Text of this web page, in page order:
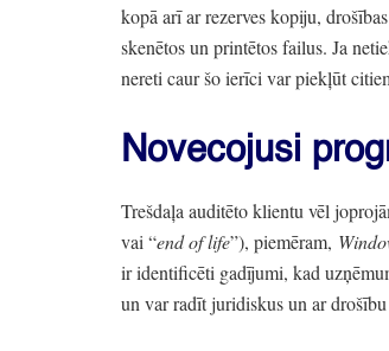
kopā arī ar rezerves kopiju,
skenētos un printētos failus. Ja
nereti caur šo ierīci var piekļūt
Novecojusi
Trešdaļa auditēto klientu vēl
vai “end of life”), piemēram,
ir identificēti gadījumi, kad
un var radīt juridiskus un ar